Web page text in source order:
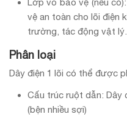
vệ an toàn cho lõi điện
trường, tác động vật lý.
Phân loại
Dây điện 1 lõi có thể được
Cấu trúc ruột dẫn: Dây
(bện nhiều sợi)